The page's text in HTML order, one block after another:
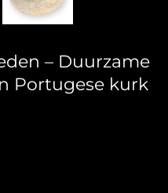
– Duurzame
Portugese kurk